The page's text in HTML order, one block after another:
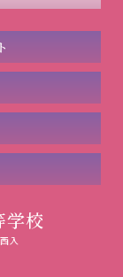
学校
入